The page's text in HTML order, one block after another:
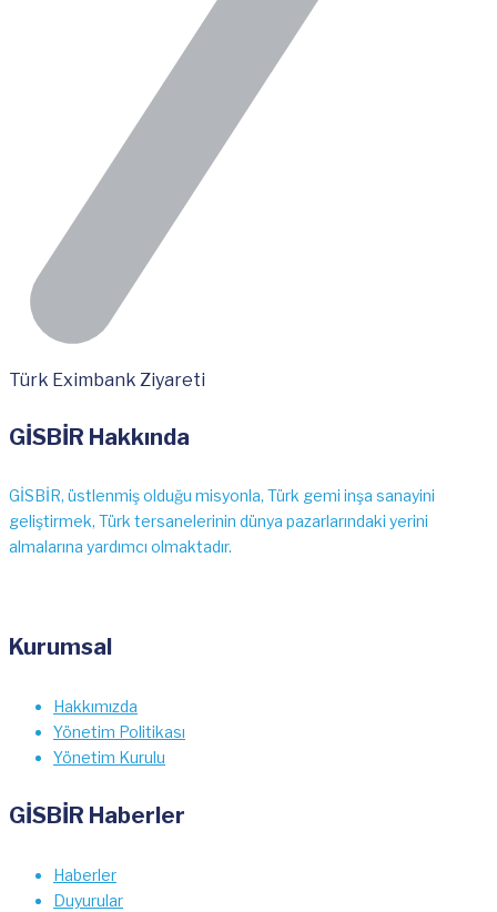
Türk Eximbank Ziyareti
GİSBİR Hakkında
GİSBİR, üstlenmiş olduğu misyonla, Türk gemi inşa sanayini
geliştirmek, Türk tersanelerinin dünya pazarlarındaki yerini
almalarına yardımcı olmaktadır.
Kurumsal
Hakkımızda
Yönetim Politikası
Yönetim Kurulu
GİSBİR Haberler
Haberler
Duyurular